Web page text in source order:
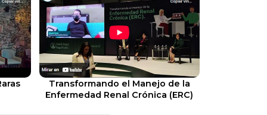
Transformando el Manejo de la
Enfermedad Renal Crónica (ERC)